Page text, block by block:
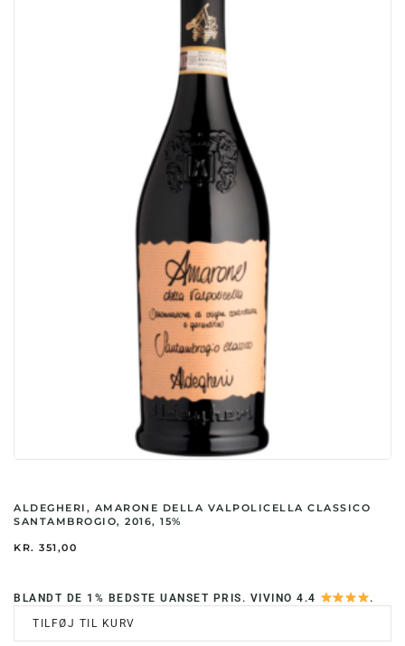
ALDEGHERI, AMARONE DELLA VALPOLICELLA CLASSICO
SANTAMBROGIO, 2016, 15%
KR. 351,00
BLANDT DE 1% BEDSTE UANSET PRIS. VIVINO 4.4
.
TILFØJ TIL KURV